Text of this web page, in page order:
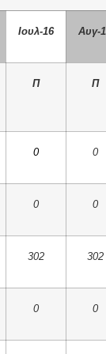
Ιουλ-16 Αυγ-
Π Π
0 0
0 0
302 302
0 0